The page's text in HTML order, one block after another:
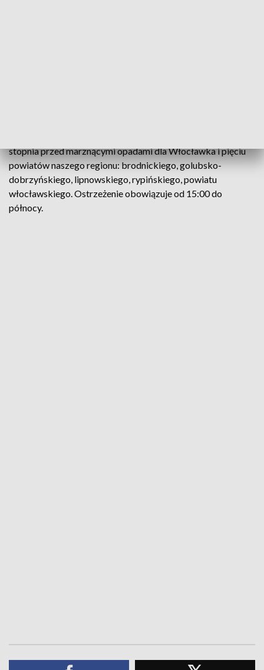
stopnia przed marznącymi opadami dla Włocławka i pięciu
powiatów naszego regionu: brodnickiego, golubsko-
dobrzyńskiego, lipnowskiego, rypińskiego, powiatu
włocławskiego. Ostrzeżenie obowiązuje od 15:00 do
północy.